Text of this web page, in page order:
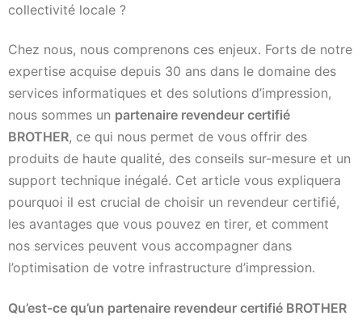
collectivité locale ?
Chez nous, nous comprenons ces enjeux. Forts de notre
expertise acquise depuis 30 ans dans le domaine des
services informatiques et des solutions d’impression,
nous sommes un partenaire revendeur certifié
BROTHER, ce qui nous permet de vous offrir des
produits de haute qualité, des conseils sur-mesure et un
support technique inégalé. Cet article vous expliquera
pourquoi il est crucial de choisir un revendeur certifié,
les avantages que vous pouvez en tirer, et comment
nos services peuvent vous accompagner dans
l’optimisation de votre infrastructure d’impression.
Qu’est-ce qu’un partenaire revendeur certifié BROTHER